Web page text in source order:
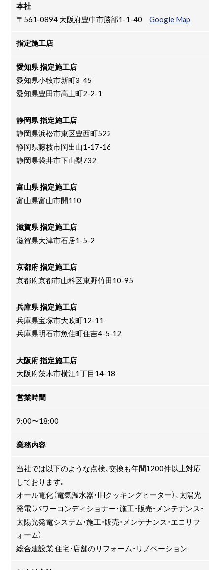
本社
〒561-0894 大阪府豊中市勝部1-1-40Google Map
指定施工店
愛知県 指定施工店
愛知県小牧市新町3-45
愛知県豊田市高上町2-2-1
静岡県 指定施工店
静岡県浜松市東区豊西町522
静岡県藤枝市岡出山1-17-16
静岡県袋井市下山梨732
富山県 指定施工店
富山県富山市開110
滋賀県 指定施工店
滋賀県大津市石居1-5-2
京都府 指定施工店
京都府京都市山科区東野竹田10-95
兵庫県 指定施工店
兵庫県宝塚市大吹町12-11
兵庫県明石市魚住町住吉4-5-12
大阪府 指定施工店
大阪府茨木市横江1丁目14-18
営業時間
9:00〜18:00
業務内容
当社では以下のような点検、交換も年間1200件以上対応
しております。
オール電化（電気温水器・IHクッキングヒーター）、太陽光
発電（パワーコンディショナー・施工・販売・メンテナンス・
太陽光発電システム・施工・販売・メンテナンス・エコリフ
ォーム）
総合建設業 住宅・店舗のリフォーム・リノベーション